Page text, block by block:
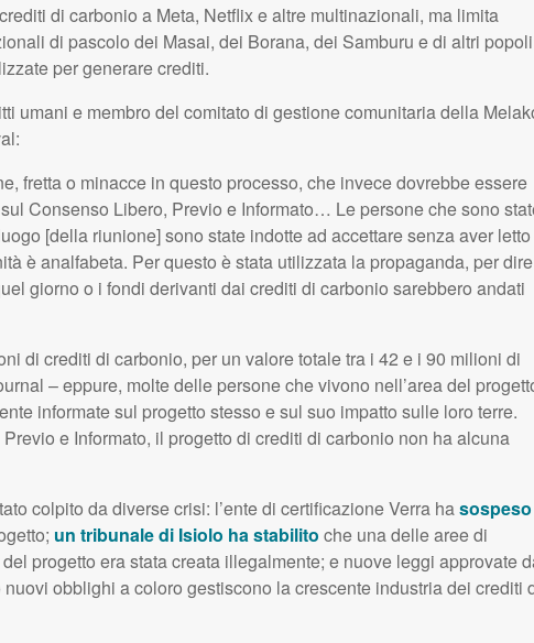
di carbonio a Meta, Netflix e altre multinazionali, ma limita
di pascolo dei Masai, dei Borana, dei Samburu e di altri popoli
per generare crediti.
umani e membro del comitato di gestione comunitaria della
fretta o minacce in questo processo, che invece dovrebbe essere
Consenso Libero, Previo e Informato… Le persone che sono
[della riunione] sono state indotte ad accettare senza aver
è analfabeta. Per questo è stata utilizzata la propaganda, per dire
giorno o i fondi derivanti dai crediti di carbonio sarebbero andati
di crediti di carbonio, per un valore totale tra i 42 e i 90 milioni di
– eppure, molte delle persone che vivono nell’area del
informate sul progetto stesso e sul suo impatto sulle loro terre.
e Informato, il progetto di crediti di carbonio non ha alcuna
colpito da diverse crisi: l’ente di certificazione Verra hasospeso
un tribunale di Isiolo ha stabilito che una delle aree di
progetto era stata creata illegalmente; e nuove leggi approvate
obblighi a coloro gestiscono la crescente industria dei crediti